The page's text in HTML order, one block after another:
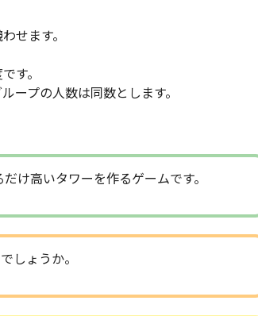
せます。
す。
ープの人数は同数とします。
け高いタワーを作るゲームです。
しょうか。